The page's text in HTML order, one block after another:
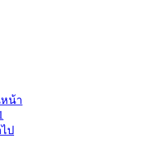
น้า
ป